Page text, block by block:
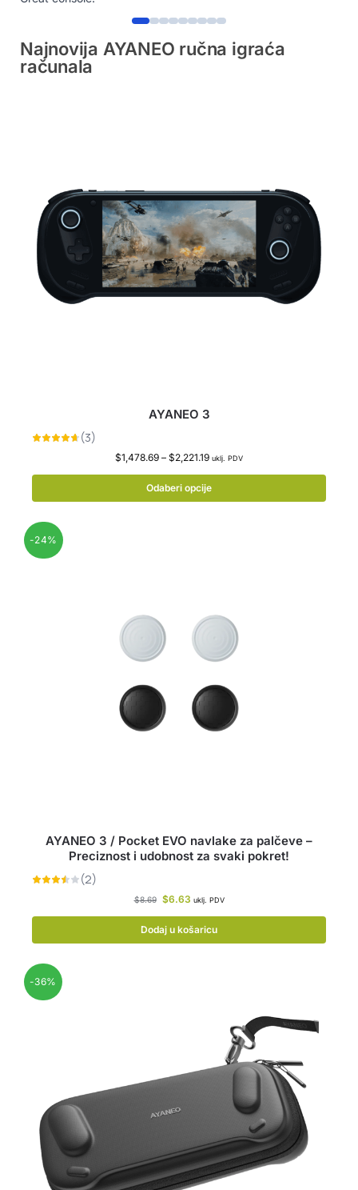
Najnovija AYANEO ručna igraća
računala
AYANEO 3
$1,478.69 – $2,221.19 uklj. PDV
Odaberi opcije
-24%
AYANEO 3 / Pocket EVO navlake za palčeve –
Preciznost i udobnost za svaki pokret!
$8.69 $6.63 uklj. PDV
Dodaj u košaricu
-36%